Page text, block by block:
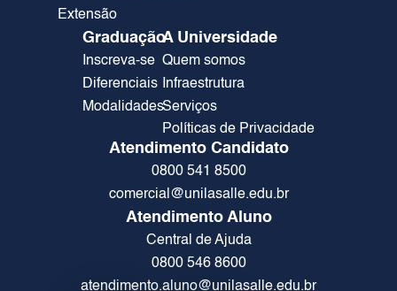
Extensão
Graduação
Inscreva-se
Diferenciais
Modalidades
A Universidade
Quem somos
Infraestrutura
Serviços
Políticas de Privacidade
Atendimento Candidato
0800 541 8500
comercial@unilasalle.edu.br
Atendimento Aluno
Central de Ajuda
0800 546 8600
atendimento.aluno@unilasalle.edu.br